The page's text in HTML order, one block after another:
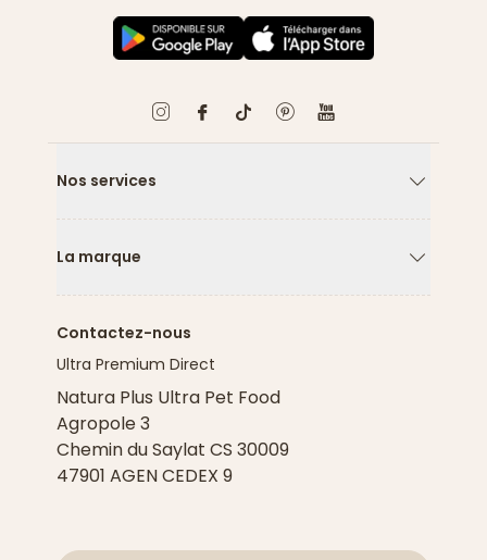
Nos services
La marque
Contactez-nous
Ultra Premium Direct
Natura Plus Ultra Pet Food
Agropole 3
Chemin du Saylat CS 30009
47901 AGEN CEDEX 9